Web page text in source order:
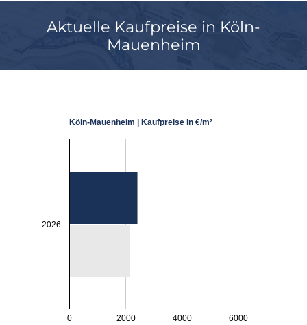
Aktuelle Kaufpreise in Köln-
Mauenheim
Köln-Mauenheim | Kaufpreise in €/m²
0 2000 4000 6000
2026